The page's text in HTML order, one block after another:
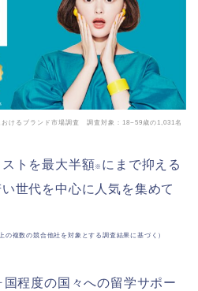
けるブランド市場調査 調査対象：18~59歳の1,031名
トを最大半額※ にまで抑える
世代を中心に人気を集めて
の複数の競合他社を対象とする調査結果に基づく）
程度の国々への留学サポー